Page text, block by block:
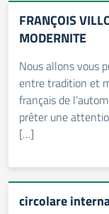
FRANÇOIS
MODERNITE
Nous allons vous
entre tradition et
français de
prêter une
[…]
circolare